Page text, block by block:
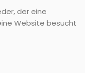
der eine
Website besucht